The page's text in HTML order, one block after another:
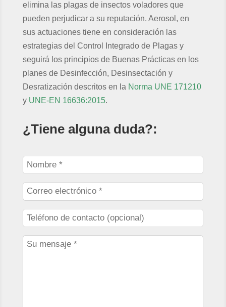
elimina las plagas de insectos voladores que
pueden perjudicar a su reputación. Aerosol, en
sus actuaciones tiene en consideración las
estrategias del Control Integrado de Plagas y
seguirá los principios de Buenas Prácticas en los
planes de Desinfección, Desinsectación y
Desratización descritos en la Norma UNE 171210
y UNE-EN 16636:2015.
¿Tiene alguna duda?: